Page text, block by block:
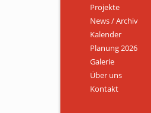
Projekte
News / Archiv
Kalender
Planung 2026
Galerie
Über uns
Kontakt